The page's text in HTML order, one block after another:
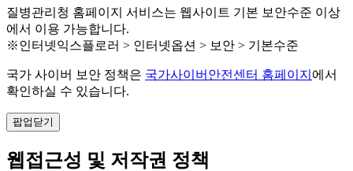
질병관리청 홈페이지 서비스는 웹사이트 기본 보안수준 이상
에서 이용 가능합니다.
※인터넷익스플로러 > 인터넷옵션 > 보안 > 기본수준
국가 사이버 보안 정책은 국가사이버안전센터 홈페이지 에서
확인하실 수 있습니다.
팝업닫기
웹접근성 및 저작권 정책